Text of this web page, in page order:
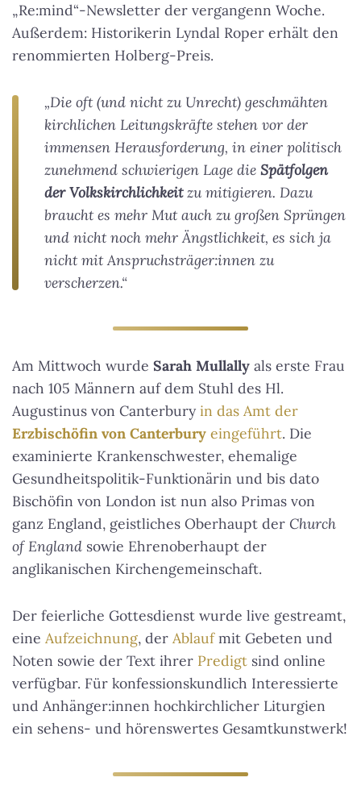
„Re:mind“-Newsletter der vergangenn Woche.
Außerdem: Historikerin Lyndal Roper erhält den
renommierten Holberg-Preis.
„Die oft (und nicht zu Unrecht) geschmähten
kirchlichen Leitungskräfte stehen vor der
immensen Herausforderung, in einer politisch
zunehmend schwierigen Lage die Spätfolgen
der Volkskirchlichkeitzu mitigieren. Dazu
braucht es mehr Mut auch zu großen Sprüngen
und nicht noch mehr Ängstlichkeit, es sich ja
nicht mit Anspruchsträger:innen zu
verscherzen.“
Am Mittwoch wurde Sarah Mullally als erste Frau
nach 105 Männern auf dem Stuhl des Hl.
Augustinus von Canterburyin das Amt der
Erzbischöfin von Canterbury eingeführt. Die
examinierte Krankenschwester, ehemalige
Gesundheitspolitik-Funktionärin und bis dato
Bischöfin von London ist nun also Primas von
ganz England, geistliches Oberhaupt der Church
of England sowie Ehrenoberhaupt der
anglikanischen Kirchengemeinschaft.
Der feierliche Gottesdienst wurde live gestreamt,
eine Aufzeichnung, der Ablaufmit Gebeten und
Noten sowie der Text ihrer Predigt sind online
verfügbar. Für konfessionskundlich Interessierte
und Anhänger:innen hochkirchlicher Liturgien
ein sehens- und hörenswertes Gesamtkunstwerk!